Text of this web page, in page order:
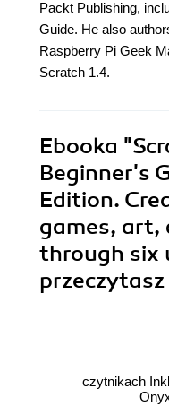
Packt Publishing,
Guide. He also
Raspberry Pi Geek
Scratch 1.4.
Ebooka
Beginner's
Edition.
games, art,
through six
przeczytasz
czytnikach